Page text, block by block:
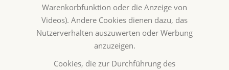
Warenkorbfunktion oder die Anzeige von
Videos). Andere Cookies dienen dazu, das
Nutzerverhalten auszuwerten oder Werbung
anzuzeigen.
Cookies, die zur Durchführung des